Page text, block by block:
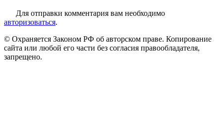
Для отправки комментария вам необходимо
авторизоваться.
© Охраняется Законом РФ об авторском праве. Копирование
сайта или любой его части без согласия правообладателя,
запрещено.